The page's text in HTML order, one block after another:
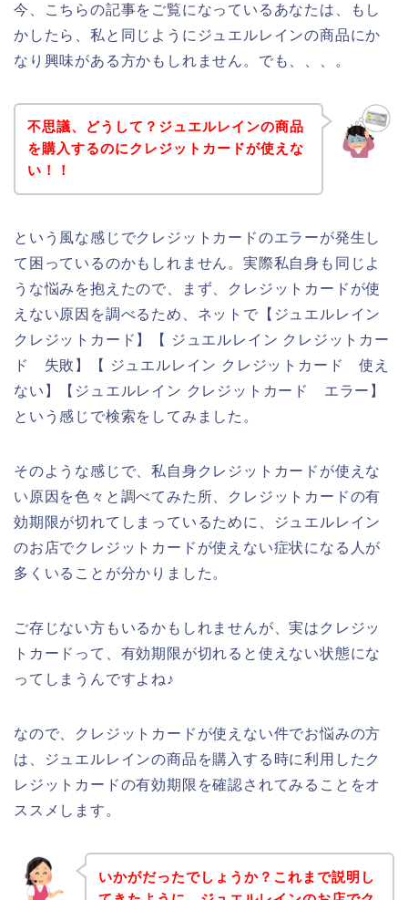
今、こちらの記事をご覧になっているあなたは、もし
かしたら、私と同じようにジュエルレインの商品にか
なり興味がある方かもしれません。でも、、、。
不思議、どうして？ジュエルレインの商品
を購入するのにクレジットカードが使えな
い！！
という風な感じでクレジットカードのエラーが発生し
て困っているのかもしれません。実際私自身も同じよ
うな悩みを抱えたので、まず、クレジットカードが使
えない原因を調べるため、ネットで【ジュエルレイン
クレジットカード】【 ジュエルレイン クレジットカー
ド 失敗】【 ジュエルレイン クレジットカード 使え
ない】【ジュエルレイン クレジットカード エラー】
という感じで検索をしてみました。
そのような感じで、私自身クレジットカードが使えな
い原因を色々と調べてみた所、クレジットカードの有
効期限が切れてしまっているために、ジュエルレイン
のお店でクレジットカードが使えない症状になる人が
多くいることが分かりました。
ご存じない方もいるかもしれませんが、実はクレジッ
トカードって、有効期限が切れると使えない状態にな
ってしまうんですよね♪
なので、クレジットカードが使えない件でお悩みの方
は、ジュエルレインの商品を購入する時に利用したク
レジットカードの有効期限を確認されてみることをオ
ススメします。
いかがだったでしょうか？これまで説明し